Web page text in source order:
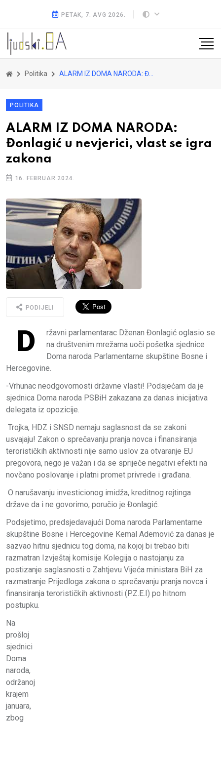
PETAK, 7. AVG 2026.
Politika ALARM IZ DOMA NARODA: Đonlagić u nevjerici, vlast se igra zakona
POLITIKA
ALARM IZ DOMA NARODA:
Đonlagić u nevjerici, vlast se igra
zakona
16. FEBRUAR 2024.
PODIJELI
D
ržavni parlamentarac Dženan Đonlagić oglasio se
na društvenim mrežama uoči pošetka sjednice
Doma naroda Parlamentarne skupštine Bosne i
Hercegovine.
-Vrhunac neodgovornosti državne vlasti! Podsjećam da je
sjednica Doma naroda PSBiH zakazana za danas inicijativa
delegata iz opozicije.
Trojka, HDZ i SNSD nemaju saglasnost da se zakoni
usvajaju! Zakon o sprečavanju pranja novca i finansiranja
terorističkih aktivnosti nije samo uslov za otvaranje EU
pregovora, nego je važan i da se spriječe negativi efekti na
novčano poslovanje i platni promet privrede i građana.
O narušavanju investicionog imidža, kreditnog rejtinga
države da i ne govorimo, poručio je Đonlagić.
Podsjetimo, predsjedavajući Doma naroda Parlamentarne
skupštine Bosne i Hercegovine Kemal Ademović za danas je
sazvao hitnu sjednicu tog doma, na kojoj bi trebao biti
razmatran Izvještaj komisije Kolegija o nastojanju za
postizanje saglasnosti o Zahtjevu Vijeća ministara BiH za
razmatranje Prijedloga zakona o sprečavanju pranja novca i
finansiranja terorističkih aktivnosti (P.Z.E.I) po hitnom
postupku.
Na
prošloj
sjednici
Doma
naroda,
održanoj
krajem
januara,
zbog